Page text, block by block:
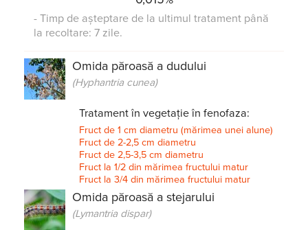
- Timp de așteptare de la ultimul tratament până
la recoltare: 7 zile.
Omida păroasă a dudului
(Hyphantria cunea)
Tratament în vegetație în fenofaza:
Fruct de 1 cm diametru (mărimea unei alune)
Fruct de 2-2,5 cm diametru
Fruct de 2,5-3,5 cm diametru
Fruct la 1/2 din mărimea fructului matur
Fruct la 3/4 din mărimea fructului matur
Omida păroasă a stejarului
(Lymantria dispar)